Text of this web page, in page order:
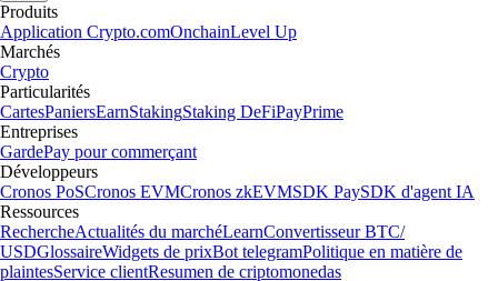
Produits
Application Crypto.comOnchainLevel Up
Marchés
Crypto
Particularités
CartesPaniersEarnStakingStaking DeFiPayPrime
Entreprises
GardePay pour commerçant
Développeurs
Cronos PoSCronos EVMCronos zkEVMSDK PaySDK d'agent IA
Ressources
RechercheActualités du marchéLearnConvertisseur BTC/
USDGlossaireWidgets de prixBot telegramPolitique en matière de
plaintesService clientResumen de criptomonedas